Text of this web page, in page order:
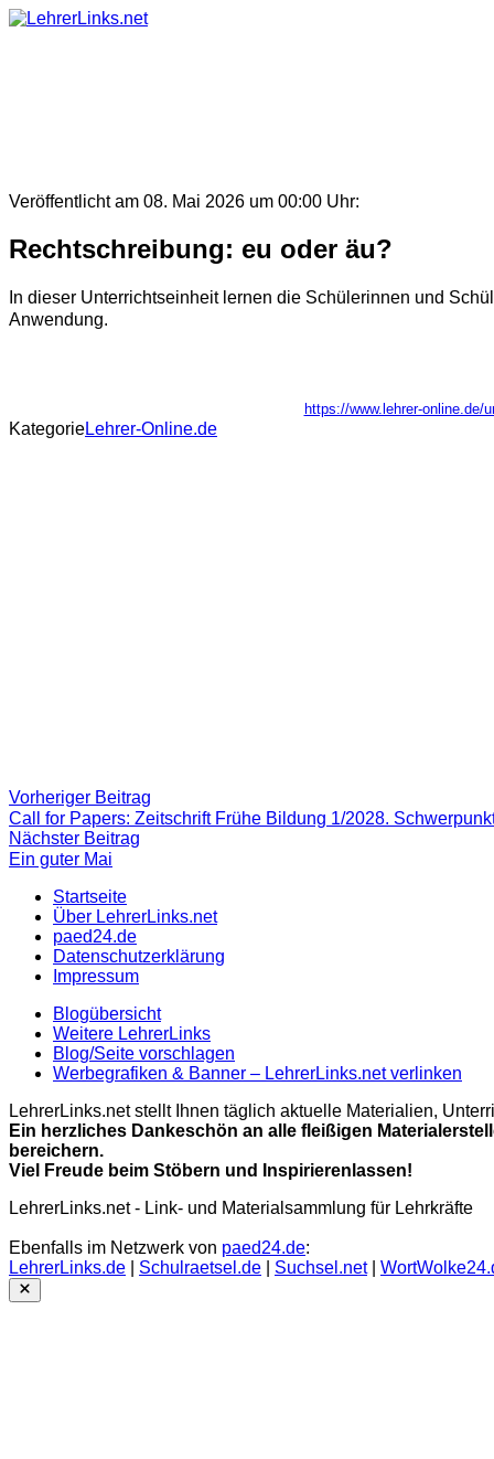
Skip
Veröffentlicht am 08. Mai 2026 um 00:00 Uhr:
Rechtschreibung: eu oder äu?
In dieser Unterrichtseinheit lernen die Schülerinnen und
Anwendung.
https://www.lehrer-online.de/
KategorieLehrer-Online.de
Beitragsnavigation
Vorheriger Beitrag
Beitrag:
Call for Papers: Zeitschrift Frühe Bildung 1/2028.
Nächster Beitrag
Ein guter Mai
Startseite
Über LehrerLinks.net
paed24.de
Datenschutzerklärung
Impressum
Blogübersicht
Weitere LehrerLinks
Blog/Seite vorschlagen
Werbegrafiken & Banner – LehrerLinks.net verlinken
LehrerLinks.net stellt Ihnen täglich aktuelle Materialien,
Ein herzliches Dankeschön an alle fleißigen
bereichern.
Viel Freude beim Stöbern und Inspirierenlassen!
LehrerLinks.net - Link- und Materialsammlung für Lehrkräfte
Ebenfalls im Netzwerk von paed24.de:
LehrerLinks.de
Schulraetsel.de Suchsel.net|
Close